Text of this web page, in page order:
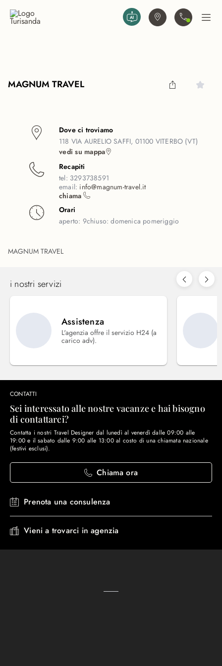
Trova agenziaContattaciApri
MAGNUM TRAVEL
Dove ci troviamo
118 VIA AURELIO SAFFI, 01100 VITERBO (VT)
vedi su mappa
Recapiti
tel: 3293738591
email: info@magnum-travel.it
chiama
Orari
aperto: 9chiuso:domenica pomeriggio
MAGNUM TRAVEL
i nostri servizi
Assistenza
L'agenzia offre il servizio H24 (a
carico adv).
CONTATTI
Sei interessato alle nostre vacanze e hai bisogno
di contattarci?
Contatta i nostri Travel Designer dal lunedì al venerdì dalle 09:00 alle
19:00 e il sabato dalle 9:00 alle 13:00 al costo di una chiamata nazionale
(festivi esclusi).
Chiama ora
Prenota una consulenza
Vieni a trovarci in agenzia